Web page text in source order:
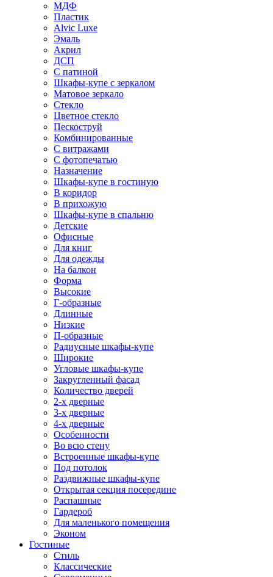
МДФ
Пластик
Alvic Luxe
Эмаль
Акрил
ДСП
С патиной
Шкафы-купе с зеркалом
Матовое зеркало
Стекло
Цветное стекло
Пескоструй
Комбинированные
С витражами
С фотопечатью
Назначение
Шкафы-купе в гостиную
В коридор
В прихожую
Шкафы-купе в спальню
Детские
Офисные
Для книг
Для одежды
На балкон
Форма
Высокие
Г-образные
Длинные
Низкие
П-образные
Радиусные шкафы-купе
Широкие
Угловые шкафы-купе
Закругленный фасад
Количество дверей
2-х дверные
3-х дверные
4-х дверные
Особенности
Во всю стену
Встроенные шкафы-купе
Под потолок
Раздвижные шкафы-купе
Открытая секция посередине
Распашные
Гардероб
Для маленького помещения
Эконом
Гостиные
Стиль
Классические